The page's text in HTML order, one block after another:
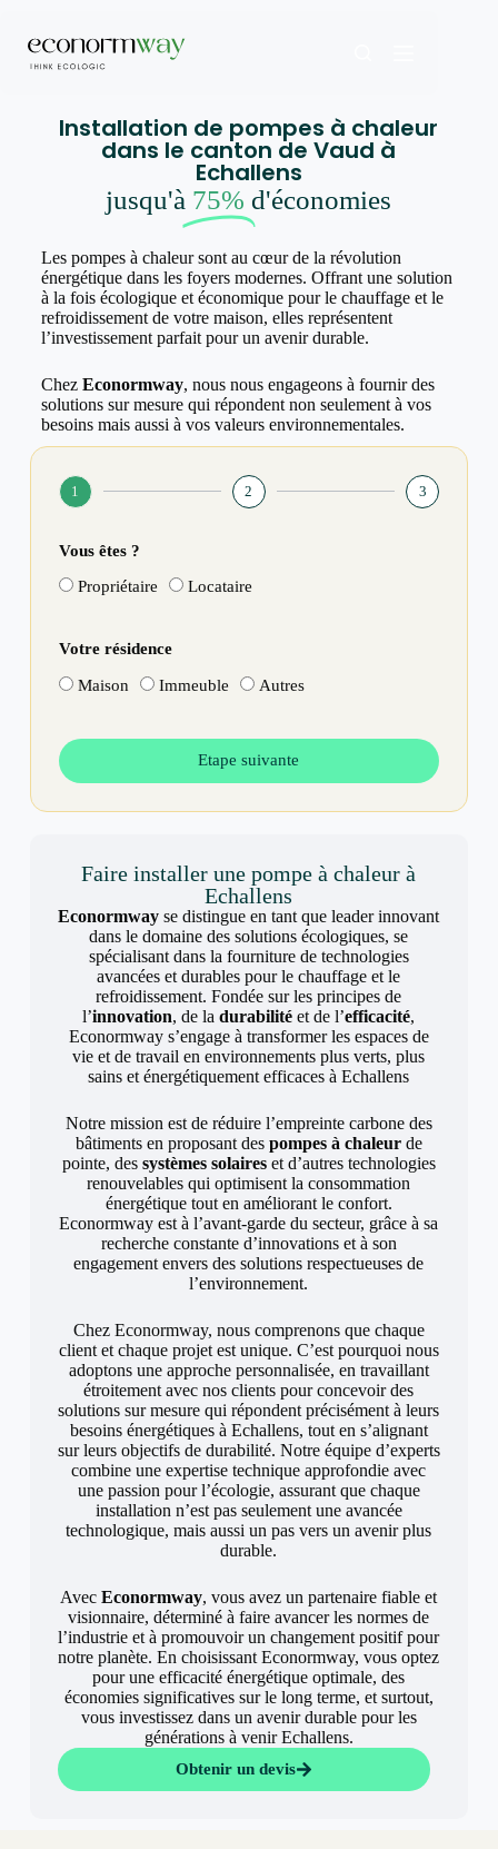
Installation de pompes à chaleur
dans le canton de Vaud à
Echallens
jusqu'à 75% d'économies
Les pompes à chaleur sont au cœur de la révolution
énergétique dans les foyers modernes. Offrant une solution
à la fois écologique et économique pour le chauffage et le
refroidissement de votre maison, elles représentent
l’investissement parfait pour un avenir durable.
Chez Econormway, nous nous engageons à fournir des
solutions sur mesure qui répondent non seulement à vos
besoins mais aussi à vos valeurs environnementales.
1 2 3
Vous êtes ?
Propriétaire Locataire
Votre résidence
Maison Immeuble Autres
Etape suivante
Faire installer une pompe à chaleur à
Echallens
Econormway se distingue en tant que leader innovant
dans le domaine des solutions écologiques, se
spécialisant dans la fourniture de technologies
avancées et durables pour le chauffage et le
refroidissement. Fondée sur les principes de
l’innovation, de ladurabilité et de l’efficacité,
Econormway s’engage à transformer les espaces de
vie et de travail en environnements plus verts, plus
sains et énergétiquement efficaces à Echallens
Notre mission est de réduire l’empreinte carbone des
bâtiments en proposant des pompes à chaleurde
pointe, des systèmes solaireset d’autres technologies
renouvelables qui optimisent la consommation
énergétique tout en améliorant le confort.
Econormway est à l’avant-garde du secteur, grâce à sa
recherche constante d’innovations et à son
engagement envers des solutions respectueuses de
l’environnement.
Chez Econormway, nous comprenons que chaque
client et chaque projet est unique. C’est pourquoi nous
adoptons une approche personnalisée, en travaillant
étroitement avec nos clients pour concevoir des
solutions sur mesure qui répondent précisément à leurs
besoins énergétiques à Echallens, tout en s’alignant
sur leurs objectifs de durabilité. Notre équipe d’experts
combine une expertise technique approfondie avec
une passion pour l’écologie, assurant que chaque
installation n’est pas seulement une avancée
technologique, mais aussi un pas vers un avenir plus
durable.
AvecEconormway, vous avez un partenaire fiable et
visionnaire, déterminé à faire avancer les normes de
l’industrie et à promouvoir un changement positif pour
notre planète. En choisissant Econormway, vous optez
pour une efficacité énergétique optimale, des
économies significatives sur le long terme, et surtout,
vous investissez dans un avenir durable pour les
générations à venir Echallens.
Obtenir un devis